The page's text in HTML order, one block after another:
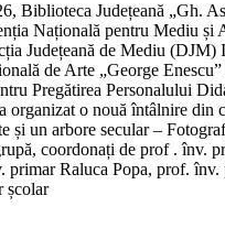
Biblioteca Județeană „Gh.
Națională pentru Mediu și
Județeană de Mediu (DJM)
de Arte „George
Pregătirea Personalului
organizat o nouă întâlnire din
și un arbore secular –
coordonați de prof . înv.
primar Raluca Popa, prof. înv.
școlar